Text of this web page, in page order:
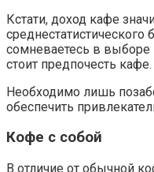
Кстати, доход кафе
среднестатистического
сомневаетесь в
стоит предпочесть кафе.
Необходимо лишь
обеспечить
Кофе с собой
В отличие от обычной